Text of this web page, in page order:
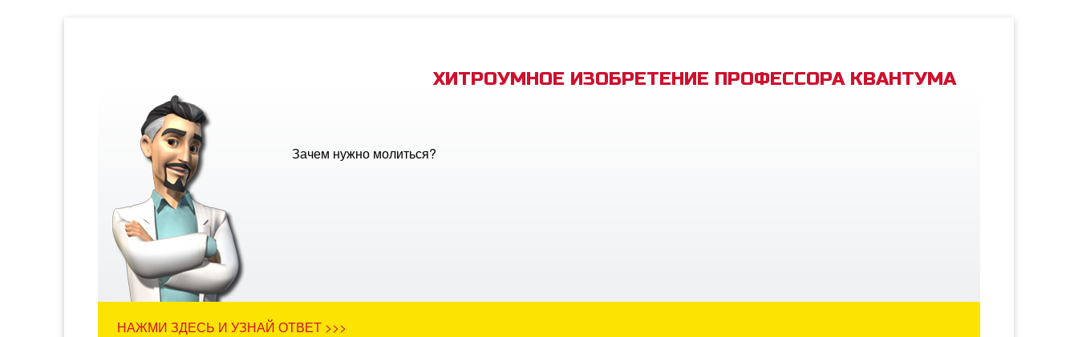
ХИТРОУМНОЕ ИЗОБРЕТЕНИЕ ПРОФЕССОРА КВАНТУМА
Зачем нужно молиться?
НАЖМИ ЗДЕСЬ И УЗНАЙ ОТВЕТ >>>